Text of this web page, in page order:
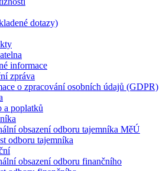
dotazy)
informace
zpráva
o zpracování osobních údajů (GDPR)
a poplatků
obsazení odboru tajemníka MěÚ
odboru tajemníka
obsazení odboru finančního